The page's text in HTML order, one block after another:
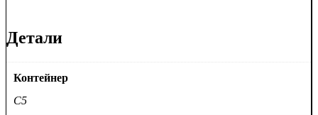
Детали
Контейнер
C5